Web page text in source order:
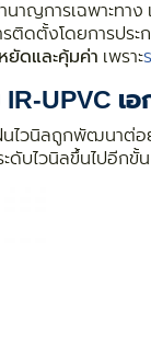
นาญการเฉพาะทา
ติดตั้งโดยการประ
ยัดและคุ้มค่า เพราะ
UPVC เ
นไวนิลถูกพัฒนาต่อ
ดับไวนิลขึ้นไปอีกขั้